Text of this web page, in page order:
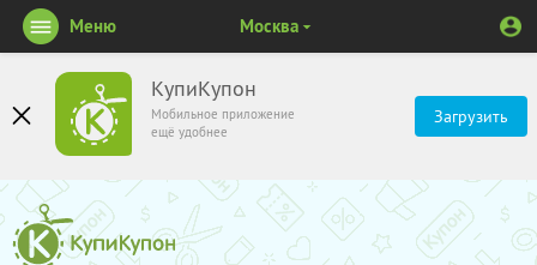
КупиКупон
Мобильное приложение
ещё удобнее
Загрузить
Меню Москва